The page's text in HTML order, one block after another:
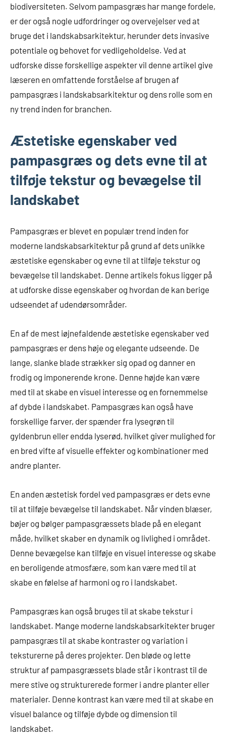
biodiversiteten. Selvom pampasgræs har mange fordele,
er der også nogle udfordringer og overvejelser ved at
bruge det i landskabsarkitektur, herunder dets invasive
potentiale og behovet for vedligeholdelse. Ved at
udforske disse forskellige aspekter vil denne artikel give
læseren en omfattende forståelse af brugen af
pampasgræs i landskabsarkitektur og dens rolle som en
ny trend inden for branchen.
Æstetiske egenskaber ved
pampasgræs og dets evne til at
tilføje tekstur og bevægelse til
landskabet
Pampasgræs er blevet en populær trend inden for
moderne landskabsarkitektur på grund af dets unikke
æstetiske egenskaber og evne til at tilføje tekstur og
bevægelse til landskabet. Denne artikels fokus ligger på
at udforske disse egenskaber og hvordan de kan berige
udseendet af udendørsområder.
En af de mest iøjnefaldende æstetiske egenskaber ved
pampasgræs er dens høje og elegante udseende. De
lange, slanke blade strækker sig opad og danner en
frodig og imponerende krone. Denne højde kan være
med til at skabe en visuel interesse og en fornemmelse
af dybde i landskabet. Pampasgræs kan også have
forskellige farver, der spænder fra lysegrøn til
gyldenbrun eller endda lyserød, hvilket giver mulighed for
en bred vifte af visuelle effekter og kombinationer med
andre planter.
En anden æstetisk fordel ved pampasgræs er dets evne
til at tilføje bevægelse til landskabet. Når vinden blæser,
bøjer og bølger pampasgræssets blade på en elegant
måde, hvilket skaber en dynamik og livlighed i området.
Denne bevægelse kan tilføje en visuel interesse og skabe
en beroligende atmosfære, som kan være med til at
skabe en følelse af harmoni og ro i landskabet.
Pampasgræs kan også bruges til at skabe tekstur i
landskabet. Mange moderne landskabsarkitekter bruger
pampasgræs til at skabe kontraster og variation i
teksturerne på deres projekter. Den bløde og lette
struktur af pampasgræssets blade står i kontrast til de
mere stive og strukturerede former i andre planter eller
materialer. Denne kontrast kan være med til at skabe en
visuel balance og tilføje dybde og dimension til
landskabet.